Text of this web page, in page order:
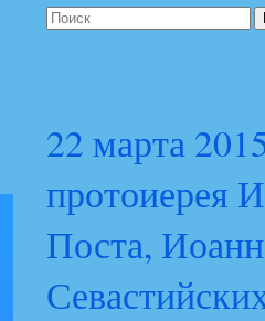
22 марта
протоиерея
Поста,